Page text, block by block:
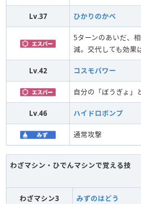
Lv.37 ひかりのかべ
5ターンのあいだ、
減。交代しても効果
Lv.42 コスモパワー
自分の「ぼうぎょ」
Lv.46 ハイドロポンプ
通常攻撃
わざマシン・ひでんマシンで覚える技
わざマシン3 みずのはどう